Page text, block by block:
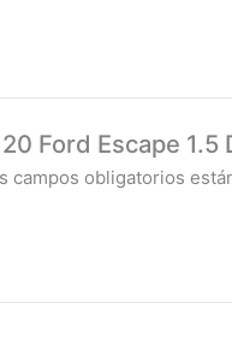
Ford Escape 1.5
campos obligatorios